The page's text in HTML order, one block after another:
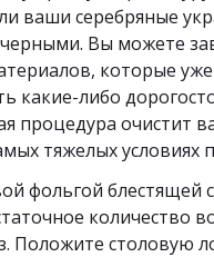
ваши серебряные
Вы можете
которые уже
какие-либо
процедура очистит
тяжелых условиях
фольгой блестящей
количество
Положите столовую